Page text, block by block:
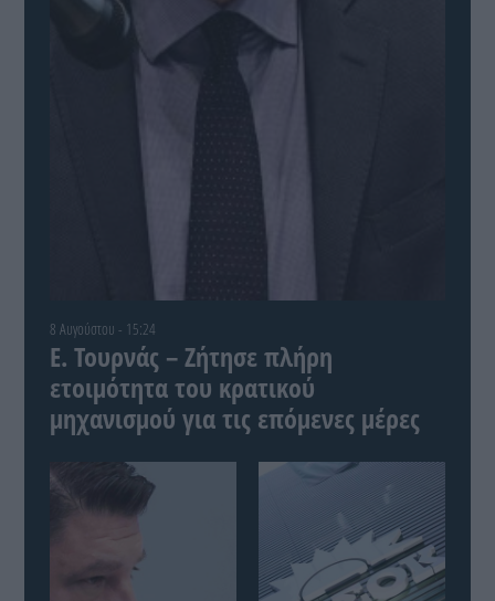
8 Αυγούστου - 15:24
Ε. Τουρνάς – Ζήτησε πλήρη
ετοιμότητα του κρατικού
μηχανισμού για τις επόμενες μέρες